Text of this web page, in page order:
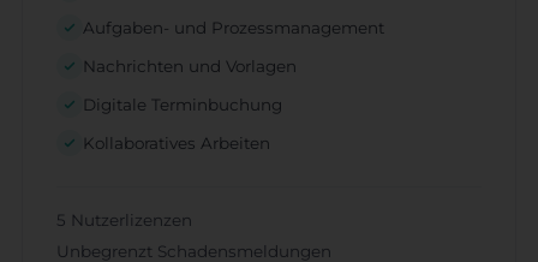
Aufgaben- und Prozessmanagement
Nachrichten und Vorlagen
Digitale Terminbuchung
Kollaboratives Arbeiten
5 Nutzerlizenzen
Unbegrenzt Schadensmeldungen